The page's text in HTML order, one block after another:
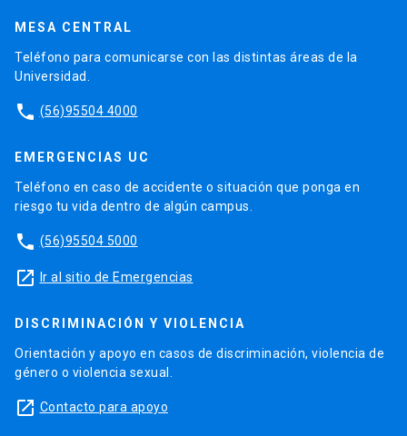
MESA CENTRAL
Teléfono para comunicarse con las distintas áreas de la
Universidad.
phone (56)95504 4000
EMERGENCIAS UC
Teléfono en caso de accidente o situación que ponga en
riesgo tu vida dentro de algún campus.
phone (56)95504 5000
launch Ir al sitio de Emergencias
DISCRIMINACIÓN Y VIOLENCIA
Orientación y apoyo en casos de discriminación, violencia de
género o violencia sexual.
launch Contacto para apoyo